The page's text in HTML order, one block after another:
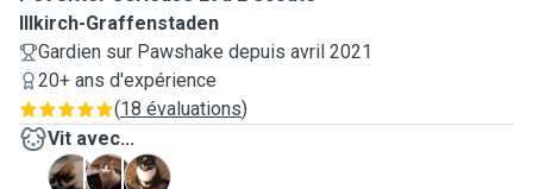
Illkirch-Graffenstaden
Gardien sur Pawshake depuis avril 2021
20+ ans d'expérience
(18 évaluations)
Vit avec...
M
M
P